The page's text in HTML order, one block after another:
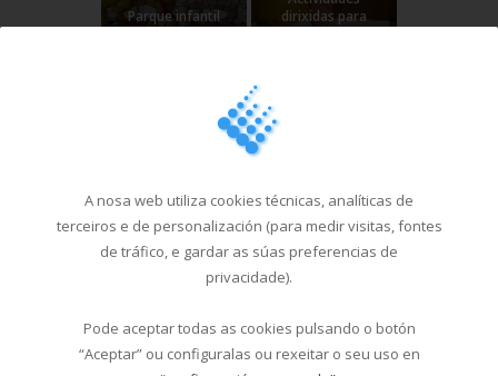
Parque infantil
dirixidas para
Para ver a oferta de clases dirixidas
disponible en cada instalación -
A nosa web utiliza cookies técnicas, analíticas de
terceiros e de personalización (para medir visitas, fontes
de tráfico, e gardar as súas preferencias de
privacidade).
Pode aceptar todas as cookies pulsando o botón
“Aceptar” ou configuralas ou rexeitar o seu uso en